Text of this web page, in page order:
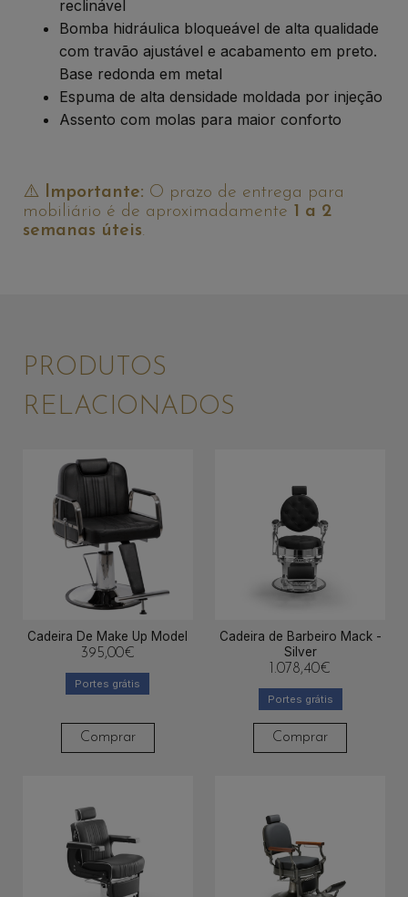
reclinável
Bomba hidráulica bloqueável de alta qualidade
com travão ajustável e acabamento em preto.
Base redonda em metal
Espuma de alta densidade moldada por injeção
Assento com molas para maior conforto
⚠️ Importante: O prazo de entrega para
mobiliário é de aproximadamente 1 a 2
semanas úteis.
PRODUTOS
RELACIONADOS
Cadeira De Make Up Model
395,00€
Portes grátis
Comprar
Cadeira de Barbeiro Mack -
Silver
1.078,40€
Portes grátis
Comprar